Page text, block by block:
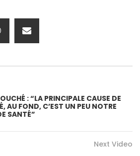
: “LA PRINCIPALE CAUSE DE
AU FOND, C’EST UN PEU NOTRE
SANTÉ”
Next Video